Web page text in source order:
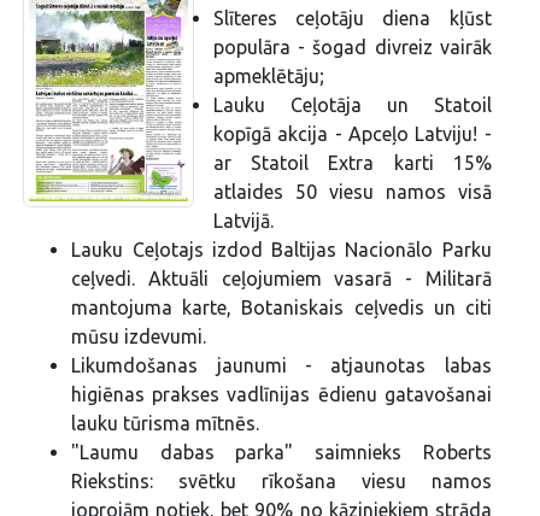
Slīteres ceļotāju diena kļūst
populāra - šogad divreiz vairāk
apmeklētāju;
Lauku Ceļotāja un Statoil
kopīgā akcija - Apceļo Latviju! -
ar Statoil Extra karti 15%
atlaides 50 viesu namos visā
Latvijā.
Lauku Ceļotajs izdod Baltijas Nacionālo Parku
ceļvedi. Aktuāli ceļojumiem vasarā - Militarā
mantojuma karte, Botaniskais ceļvedis un citi
mūsu izdevumi.
Likumdošanas jaunumi - atjaunotas labas
higiēnas prakses vadlīnijas ēdienu gatavošanai
lauku tūrisma mītnēs.
"Laumu dabas parka" saimnieks Roberts
Riekstins: svētku rīkošana viesu namos
joprojām notiek, bet 90% no kāziniekiem strāda